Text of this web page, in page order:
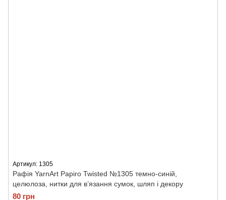
Артикул: 1305
Рафія YarnArt Papiro Twisted №1305 темно-синій,
целюлоза, нитки для в’язання сумок, шляп і декору
80 грн